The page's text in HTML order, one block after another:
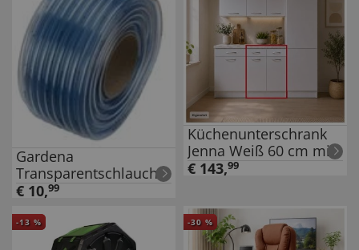
Gardena
Transparentschlauch
13x3mm 1 Meter
€ 10,99
Küchenunterschrank
Jenna Weiß 60 cm mit
2 Schubladen
€ 143,99
-13 % -30 %